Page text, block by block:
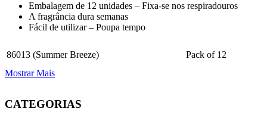
Embalagem de 12 unidades – Fixa-se nos respiradouros
A fragrância dura semanas
Fácil de utilizar – Poupa tempo
86013 (Summer Breeze)
Pack of 12
Mostrar Mais
CATEGORIAS